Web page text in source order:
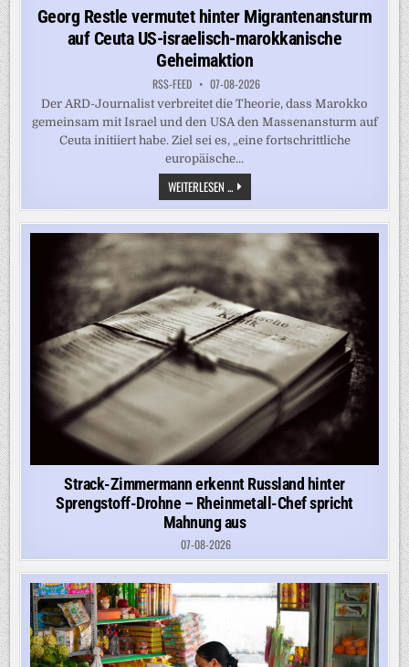
in
Georg Restle vermutet hinter Migrantenansturm
auf Ceuta US-israelisch-marokkanische
Geheimaktion
RSS-FEED 07-08-2026
Der ARD-Journalist verbreitet die Theorie, dass Marokko
gemeinsam mit Israel und den USA den Massenansturm auf
Ceuta initiiert habe. Ziel sei es, „eine fortschrittliche
europäische...
WEITERLESEN ... GEORG
RESTLE
VERMUTET
HINTER
MIGRANTENANSTURM
AUF
CEUTA
US-
ISRAELISCH-
MAROKKANISCHE
GEHEIMAKTION
Strack-Zimmermann erkennt Russland hinter
Sprengstoff-Drohne – Rheinmetall-Chef spricht
Mahnung aus
07-08-2026